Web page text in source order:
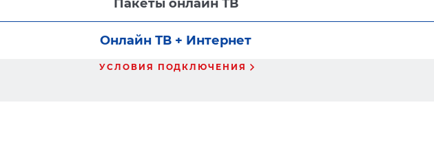
Пакеты онлайн ТВ
Онлайн ТВ + Интернет
УСЛОВИЯ ПОДКЛЮЧЕНИЯ